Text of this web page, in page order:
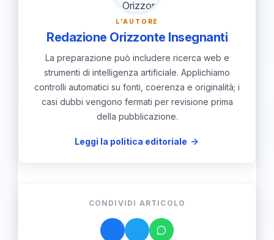
gara. ANAC invita a valutare clausole,
rischio operativo e perimetro
dell’intervento.
L'AUTORE
Redazione Orizzonte Insegnanti
La preparazione può includere ricerca web e
strumenti di intelligenza artificiale. Applichiamo
controlli automatici su fonti, coerenza e originalità; i
casi dubbi vengono fermati per revisione prima
della pubblicazione.
Leggi la politica editoriale
CONDIVIDI ARTICOLO